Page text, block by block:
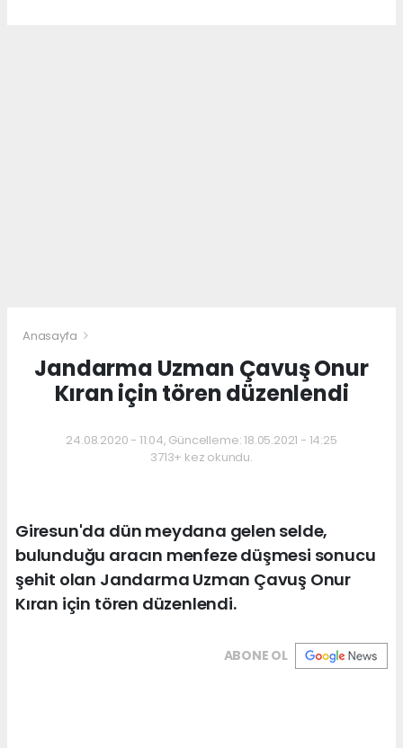
Anasayfa
Jandarma Uzman Çavuş Onur
Kıran için tören düzenlendi
24.08.2020 - 11:04, Güncelleme: 18.05.2021 - 14:25
3713+ kez okundu.
Giresun'da dün meydana gelen selde,
bulunduğu aracın menfeze düşmesi sonucu
şehit olan Jandarma Uzman Çavuş Onur
Kıran için tören düzenlendi.
ABONE OL